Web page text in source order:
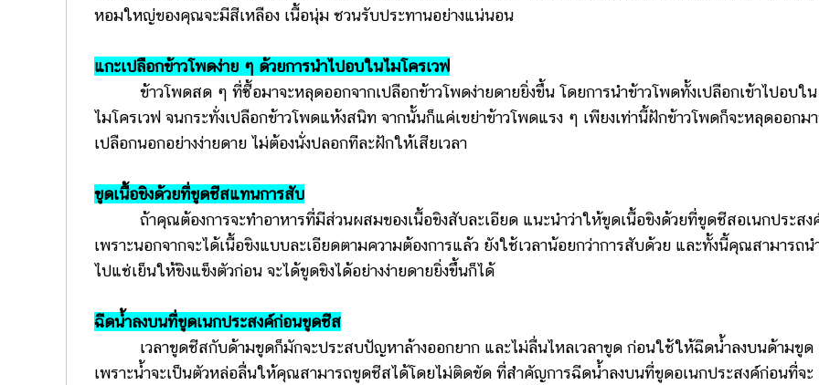
หอมใหญ่ของคุณจะมีสีเหลือง เนื้อนุ่ม ชวนรับประทานอย่างแน่นอน
แกะเปลือกข้าวโพดง่าย ๆ ด้วยการนำไปอบในไมโครเวฟ
ข้าวโพดสด ๆ ที่ซื้อมาจะหลุดออกจากเปลือกข้าวโพดง่ายดายยิ่งขึ้น โดยการนำข้าวโพดทั้งเปลือกเข้าไปอบใน
ไมโครเวฟ จนกระทั่งเปลือกข้าวโพดแห้งสนิท จากนั้นก็แค่เขย่าข้าวโพดแรง ๆ เพียงเท่านี้ฝักข้าวโพดก็จะหลุดออกม
เปลือกนอกอย่างง่ายดาย ไม่ต้องนั่งปลอกทีละฝักให้เสียเวลา
ขูดเนื้อขิงด้วยที่ขูดชีสแทนการสับ
ถ้าคุณต้องการจะทำอาหารที่มีส่วนผสมของเนื้อขิงสับละเอียด แนะนำว่าให้ขูดเนื้อขิงด้วยที่ขูดชีสอเนกประสง
เพราะนอกจากจะได้เนื้อขิงแบบละเอียดตามความต้องการแล้ว ยังใช้เวลาน้อยกว่าการสับด้วย และทั้งนี้คุณสามารถน
ไปแช่เย็นให้ขิงแข็งตัวก่อน จะได้ขูดขิงได้อย่างง่ายดายยิ่งขึ้นก็ได้
ฉีดน้ำลงบนที่ขูดเนกประสงค์ก่อนขูดชีส
เวลาขูดชีสกับด้ามขูดก็มักจะประสบปัญหาล้างออกยาก และไม่ลื่นไหลเวลาขูด ก่อนใช้ให้ฉีดน้ำลงบนด้ามขูด
เพราะน้ำจะเป็นตัวหล่อลื่นให้คุณสามารถขูดชีสได้โดยไม่ติดขัด ที่สำคัญการฉีดน้ำลงบนที่ขูดอเนกประสงค์ก่อนที่จะ